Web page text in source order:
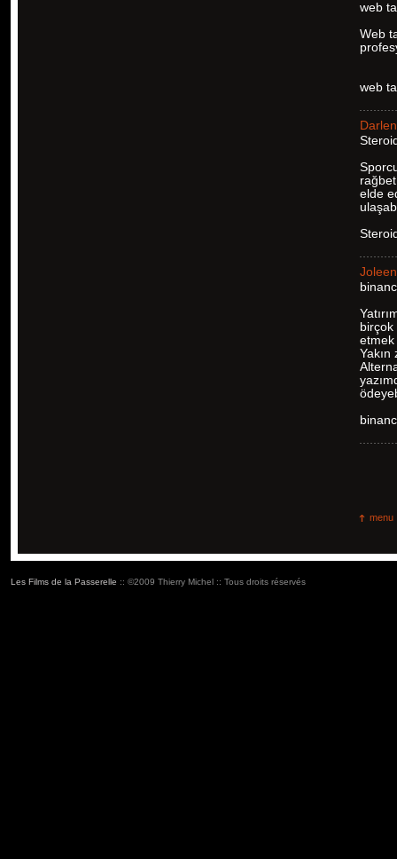
web
Web
web
elde
Joleen
birçok
etmek
menu
Les Films de la Passerelle :: ©2009 Thierry Michel :: Tous droits réservés